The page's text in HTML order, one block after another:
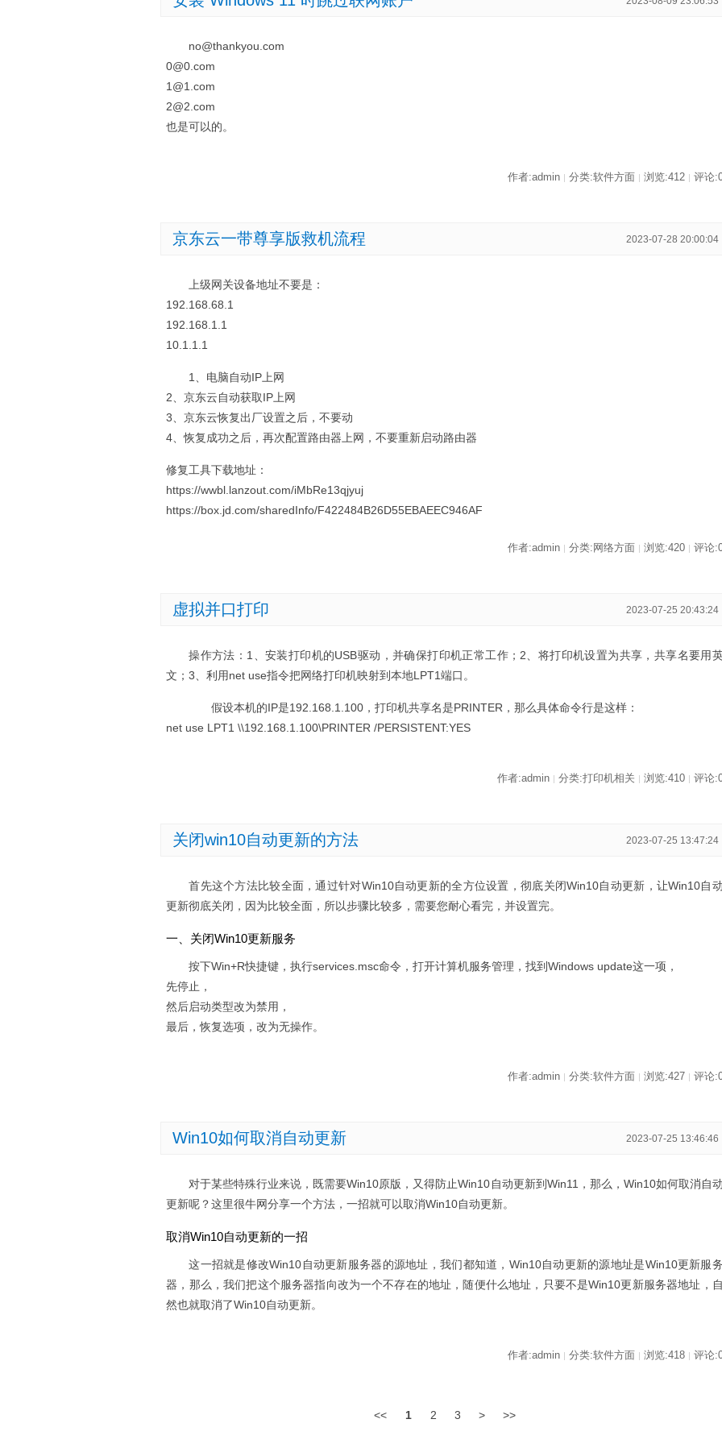
no@thankyou.com
0@0.com
1@1.com
2@2.com
也是可以的。
作者:admin | 分类:软件方面 | 浏览:412 | 评论
京东云一带尊享版救机流程 2023-07-28 20:00:04
上级网关设备地址不要是：
192.168.68.1
192.168.1.1
10.1.1.1
1、电脑自动IP上网
2、京东云自动获取IP上网
3、京东云恢复出厂设置之后，不要动
4、恢复成功之后，再次配置路由器上网，不要重新启动路由器
修复工具下载地址：
https://wwbl.lanzout.com/iMbRe13qjyuj
https://box.jd.com/sharedInfo/F422484B26D55EBAEEC946AF
作者:admin | 分类:网络方面 | 浏览:420 | 评论
虚拟并口打印 2023-07-25 20:43:24
操作方法：1、安装打印机的USB驱动，并确保打印机正常工作；2、将打印机设置为共享，共享名要用
文；3、利用net use指令把网络打印机映射到本地LPT1端口。
假设本机的IP是192.168.1.100，打印机共享名是PRINTER，那么具体命令行是这样：
net use LPT1 \\192.168.1.100\PRINTER /PERSISTENT:YES
作者:admin | 分类:打印机相关 | 浏览:410 | 评论
关闭win10自动更新的方法 2023-07-25 13:47:24
首先这个方法比较全面，通过针对Win10自动更新的全方位设置，彻底关闭Win10自动更新，让Win10自动
更新彻底关闭，因为比较全面，所以步骤比较多，需要您耐心看完，并设置完。
一、关闭Win10更新服务
按下Win+R快捷键，执行services.msc命令，打开计算机服务管理，找到Windows update这一项，
先停止，
然后启动类型改为禁用，
最后，恢复选项，改为无操作。
作者:admin | 分类:软件方面 | 浏览:427 | 评论
Win10如何取消自动更新 2023-07-25 13:46:46
对于某些特殊行业来说，既需要Win10原版，又得防止Win10自动更新到Win11，那么，Win10如何取消自动
更新呢？这里很牛网分享一个方法，一招就可以取消Win10自动更新。
取消Win10自动更新的一招
这一招就是修改Win10自动更新服务器的源地址，我们都知道，Win10自动更新的源地址是Win10更新服务
器，那么，我们把这个服务器指向改为一个不存在的地址，随便什么地址，只要不是Win10更新服务器地址，自
然也就取消了Win10自动更新。
作者:admin | 分类:软件方面 | 浏览:418 | 评论
<< 1 2 3 > >>